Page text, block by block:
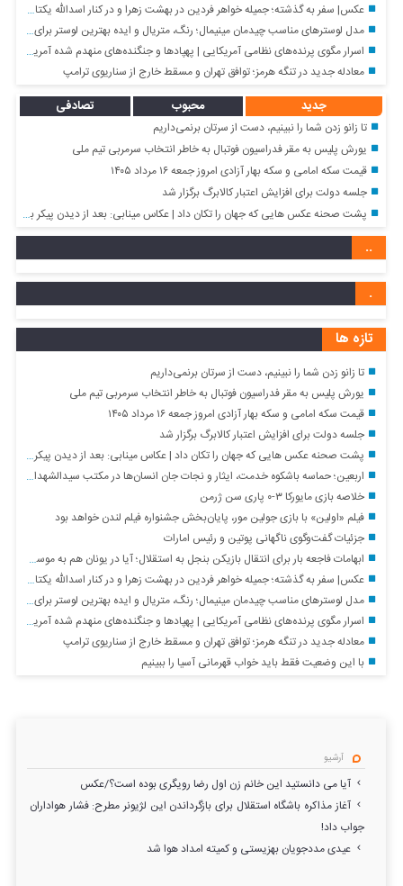
عکس| سفر به گذشته؛ جمیله خواهر فردین در بهشت زهرا و در کنار اسدالله یکتا؛ سال ۹۷
مدل لوسترهای مناسب چیدمان مینیمال؛ رنگ، متریال و ایده بهترین لوستر برای هر فضا
اسرار مگوی پرنده‌های نظامی آمریکایی | پهپادها و جنگنده‌های منهدم شده آمریکایی توسط نیروی هوافضای سپاه + فیلم
معادله جدید در تنگه هرمز؛ توافق تهران و مسقط خارج از سناریوی ترامپ
جدید محبوب تصادفی
تا زانو زدن شما را نبینیم، دست از سرتان برنمی‌داریم
یورش پلیس به مقر فدراسیون فوتبال به خاطر انتخاب سرمربی تیم ملی
قیمت سکه امامی و سکه بهار آزادی امروز جمعه ۱۶ مرداد ۱۴۰۵
جلسه دولت برای افزایش اعتبار کالابرگ برگزار شد
پشت صحنه عکس هایی که جهان را تکان داد | عکاس مینابی: بعد از دیدن پیکر بچه‌ ها نمی‌ توانستم شاتر دوربین را فشار دهم
..
.
تازه ها
تا زانو زدن شما را نبینیم، دست از سرتان برنمی‌داریم
یورش پلیس به مقر فدراسیون فوتبال به خاطر انتخاب سرمربی تیم ملی
قیمت سکه امامی و سکه بهار آزادی امروز جمعه ۱۶ مرداد ۱۴۰۵
جلسه دولت برای افزایش اعتبار کالابرگ برگزار شد
پشت صحنه عکس هایی که جهان را تکان داد | عکاس مینابی: بعد از دیدن پیکر بچه‌ ها نمی‌ توانستم شاتر دوربین را فشار دهم
اربعین؛ حماسه باشکوه خدمت، ایثار و نجات جان انسان‌ها در مکتب سیدالشهدا (ع)
خلاصه بازی مایورکا ۳-۰ پاری سن ژرمن
فیلم «اولین» با بازی جولین مور، پایان‌بخش جشنواره فیلم لندن خواهد بود
جزئیات گفت‌وگوی ناگهانی پوتین و رئیس امارات
ابهامات فاجعه بار برای انتقال بازیکن بنجل به استقلال؛ آیا در یونان هم به موسی جنپو یک میلیون دلار پیش پرداخت دادند؟!
عکس| سفر به گذشته؛ جمیله خواهر فردین در بهشت زهرا و در کنار اسدالله یکتا؛ سال ۹۷
مدل لوسترهای مناسب چیدمان مینیمال؛ رنگ، متریال و ایده بهترین لوستر برای هر فضا
اسرار مگوی پرنده‌های نظامی آمریکایی | پهپادها و جنگنده‌های منهدم شده آمریکایی توسط نیروی هوافضای سپاه + فیلم
معادله جدید در تنگه هرمز؛ توافق تهران و مسقط خارج از سناریوی ترامپ
با این وضعیت فقط باید خواب قهرمانی آسیا را ببینیم
آرشیو
آیا می دانستید این خانم زن اول رضا رویگری بوده است؟/عکس
آغاز مذاکره باشگاه استقلال برای بازگرداندن این لژیونر مطرح: فشار هواداران
جواب داد!
عیدی مددجویان بهزیستی و کمیته امداد هوا شد